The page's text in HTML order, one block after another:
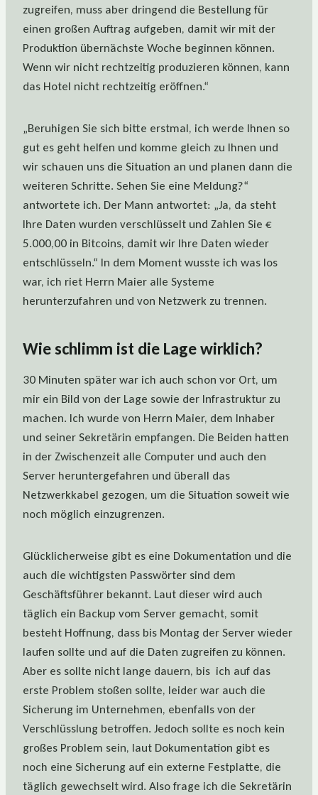
zugreifen, muss aber dringend die Bestellung für
einen großen Auftrag aufgeben, damit wir mit der
Produktion übernächste Woche beginnen können.
Wenn wir nicht rechtzeitig produzieren können, kann
das Hotel nicht rechtzeitig eröffnen.“
„Beruhigen Sie sich bitte erstmal, ich werde Ihnen so
gut es geht helfen und komme gleich zu Ihnen und
wir schauen uns die Situation an und planen dann die
weiteren Schritte. Sehen Sie eine Meldung?“
antwortete ich. Der Mann antwortet: „Ja, da steht
Ihre Daten wurden verschlüsselt und Zahlen Sie €
5.000,00 in Bitcoins, damit wir Ihre Daten wieder
entschlüsseln.“ In dem Moment wusste ich was los
war, ich riet Herrn Maier alle Systeme
herunterzufahren und von Netzwerk zu trennen.
Wie schlimm ist die Lage wirklich?
30 Minuten später war ich auch schon vor Ort, um
mir ein Bild von der Lage sowie der Infrastruktur zu
machen. Ich wurde von Herrn Maier, dem Inhaber
und seiner Sekretärin empfangen. Die Beiden hatten
in der Zwischenzeit alle Computer und auch den
Server heruntergefahren und überall das
Netzwerkkabel gezogen, um die Situation soweit wie
noch möglich einzugrenzen.
Glücklicherweise gibt es eine Dokumentation und die
auch die wichtigsten Passwörter sind dem
Geschäftsführer bekannt. Laut dieser wird auch
täglich ein Backup vom Server gemacht, somit
besteht Hoffnung, dass bis Montag der Server wieder
laufen sollte und auf die Daten zugreifen zu können.
Aber es sollte nicht lange dauern, bis ich auf das
erste Problem stoßen sollte, leider war auch die
Sicherung im Unternehmen, ebenfalls von der
Verschlüsslung betroffen. Jedoch sollte es noch kein
großes Problem sein, laut Dokumentation gibt es
noch eine Sicherung auf ein externe Festplatte, die
täglich gewechselt wird. Also frage ich die Sekretärin